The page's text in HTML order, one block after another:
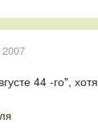
44 -го",